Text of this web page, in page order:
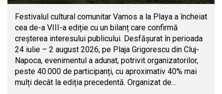
Festivalul cultural comunitar Vamos a la Playa a încheiat
cea de-a VIII-a ediție cu un bilanț care confirmă
creșterea interesului publicului. Desfășurat în perioada
24 iulie – 2 august 2026, pe Plaja Grigorescu din Cluj-
Napoca, evenimentul a adunat, potrivit organizatorilor,
peste 40.000 de participanți, cu aproximativ 40% mai
mulți decât la ediția precedentă. Organizat de…